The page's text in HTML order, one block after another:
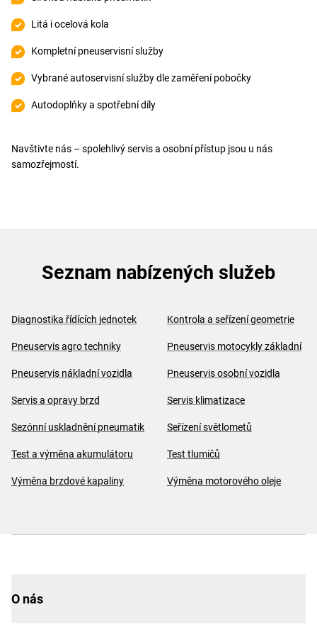
Litá i ocelová kola
Kompletní pneuservisní služby
Vybrané autoservisní služby dle zaměření pobočky
Autodoplňky a spotřební díly
Navštivte nás – spolehlivý servis a osobní přístup jsou u nás
samozřejmostí.
Seznam nabízených služeb
Diagnostika řídících jednotek Kontrola a seřízení geometrie
Pneuservis agro techniky Pneuservis motocykly základní
Pneuservis nákladní vozidla Pneuservis osobní vozidla
Servis a opravy brzd Servis klimatizace
Sezónní uskladnění pneumatik Seřízení světlometů
Test a výměna akumulátoru Test tlumičů
Výměna brzdové kapaliny Výměna motorového oleje
O nás